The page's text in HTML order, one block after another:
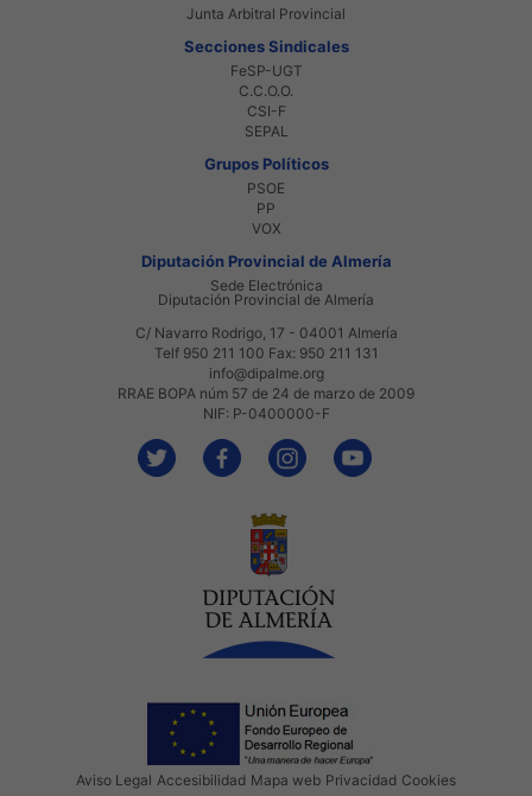
Junta Arbitral Provincial
Secciones Sindicales
FeSP-UGT
C.C.O.O.
CSI-F
SEPAL
Grupos Políticos
PSOE
PP
VOX
Diputación Provincial de Almería
Sede Electrónica
Diputación Provincial de Almería
C/ Navarro Rodrigo, 17 - 04001 Almería
Telf 950 211 100 Fax: 950 211 131
info@dipalme.org
RRAE BOPA núm 57 de 24 de marzo de 2009
NIF: P-0400000-F
Aviso Legal Accesibilidad Mapa web Privacidad Cookies